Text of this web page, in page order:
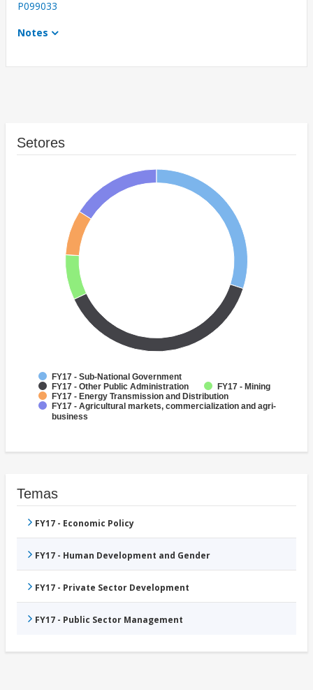
P099033
Notes
Setores
FY17 - Sub-National Government
FY17 - Other Public Administration
FY17 - Mining
FY17 - Energy Transmission and Distribution
FY17 - Agricultural markets, commercialization and agri-
business
Temas
FY17 - Economic Policy
FY17 - Human Development and Gender
FY17 - Private Sector Development
FY17 - Public Sector Management